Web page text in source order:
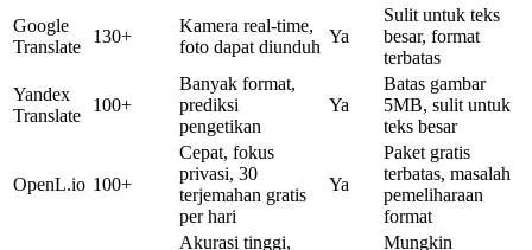
Google
Translate
130+
Kamera real-time,
foto dapat diunduh
Ya
Sulit untuk teks
besar, format
terbatas
Yandex
Translate
100+
Banyak format,
prediksi
pengetikan
Ya
Batas gambar
5MB, sulit untuk
teks besar
OpenL.io 100+
Cepat, fokus
privasi, 30
terjemahan gratis
per hari
Ya
Paket gratis
terbatas, masalah
pemeliharaan
format
Akurasi tinggi,
Mungkin